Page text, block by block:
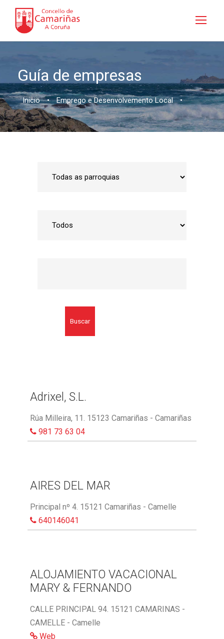
Guía de empresas
Inicio • Emprego e Desenvolvemento Local •
Buscar
Adrixel, S.L.
Rúa Milleira, 11. 15123 Camariñas - Camariñas
981 73 63 04
AIRES DEL MAR
Principal nº 4. 15121 Camariñas - Camelle
640146041
ALOJAMIENTO VACACIONAL
MARY & FERNANDO
CALLE PRINCIPAL 94. 15121 CAMARINAS -
CAMELLE - Camelle
Web